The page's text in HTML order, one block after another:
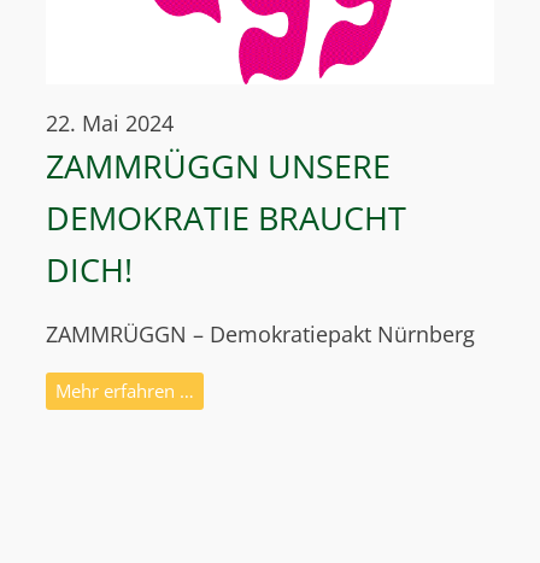
22. Mai 2024
ZAMMRÜGGN UNSERE
DEMOKRATIE BRAUCHT
DICH!
ZAMMRÜGGN – Demokratiepakt Nürnberg
Mehr erfahren …